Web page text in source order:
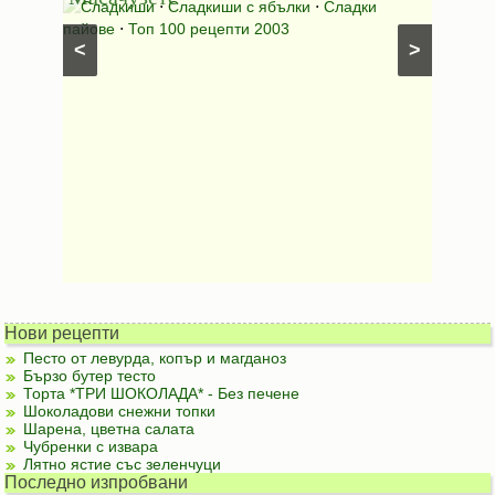
>
<
Сладкиши⋅Сладкиши с ябълки ⋅ Сладки
пайове ⋅ Топ 100 рецепти 2003
Нови рецепти
Песто от левурда, копър и магданоз
Бързо бутер тесто
Торта *ТРИ ШОКОЛАДА* - Без печене
Шоколадови снежни топки
Шарена, цветна салата
Чубренки с извара
Лятно ястие със зеленчуци
Последно изпробвани